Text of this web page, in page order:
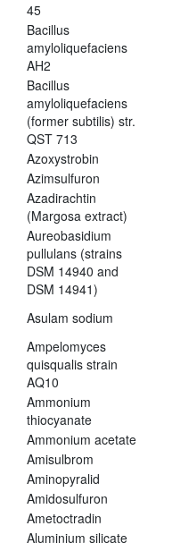
45
Bacillus
amyloliquefaciens
AH2
Bacillus
amyloliquefaciens
(former subtilis) str.
QST 713
Azoxystrobin
Azimsulfuron
Azadirachtin
(Margosa extract)
Aureobasidium
pullulans (strains
DSM 14940 and
DSM 14941)
Asulam sodium
Ampelomyces
quisqualis strain
AQ10
Ammonium
thiocyanate
Ammonium acetate
Amisulbrom
Aminopyralid
Amidosulfuron
Ametoctradin
Aluminium silicate